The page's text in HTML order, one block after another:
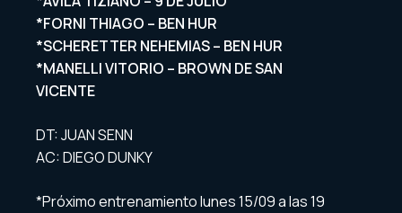
*FORNI THIAGO – BEN HUR
*SCHERETTER NEHEMIAS – BEN HUR
*MANELLI VITORIO – BROWN DE SAN
VICENTE
DT: JUAN SENN
AC: DIEGO DUNKY
*Próximo entrenamiento lunes 15/09 a las 19